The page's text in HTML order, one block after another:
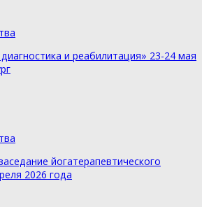
и реабилитация» 23-24 мая
йогатерапевтического
2026 года